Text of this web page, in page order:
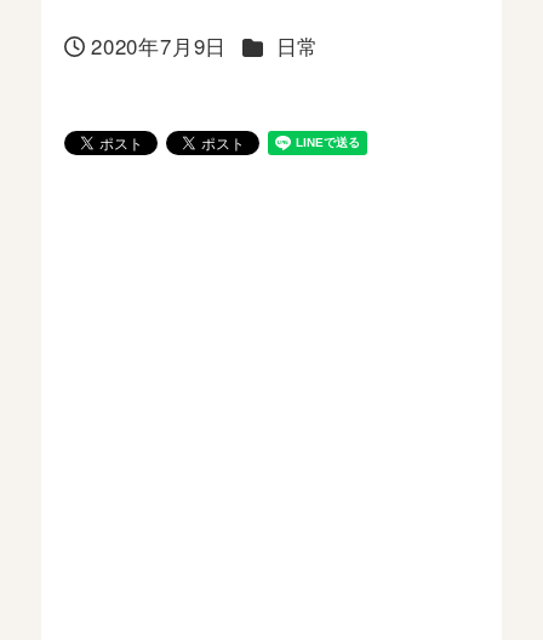
投稿日
2020年7月9日 カテゴリー
日常